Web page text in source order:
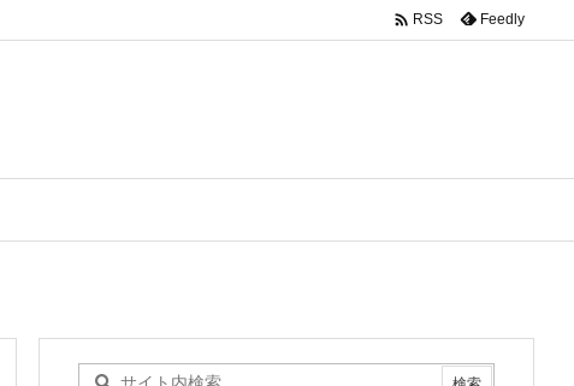
 RSS Feedly